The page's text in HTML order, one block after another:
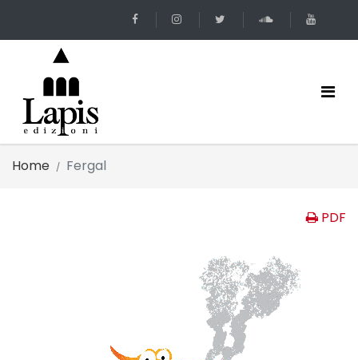
Home Fergal
PDF